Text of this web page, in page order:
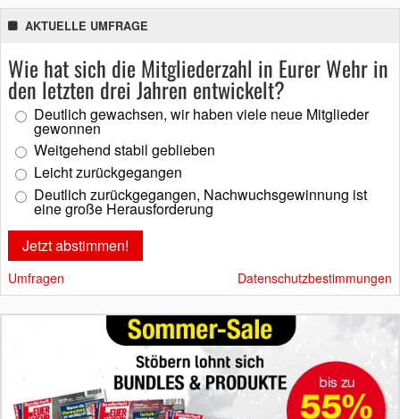
AKTUELLE UMFRAGE
Wie hat sich die Mitgliederzahl in Eurer Wehr in
den letzten drei Jahren entwickelt?
Deutlich gewachsen, wir haben viele neue Mitglieder
gewonnen
Weitgehend stabil geblieben
Leicht zurückgegangen
Deutlich zurückgegangen, Nachwuchsgewinnung ist
eine große Herausforderung
Umfragen Datenschutzbestimmungen